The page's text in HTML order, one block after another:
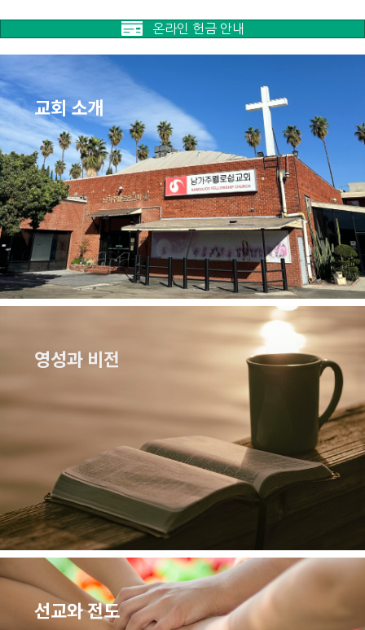
온라인 헌금 안내
교회 소개
영성과 비전
선교와 전도